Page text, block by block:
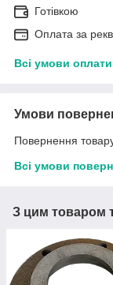
Готівкою
Оплата за
Всі умови оплати
Умови
Повернення
Всі умови
З цим товаром